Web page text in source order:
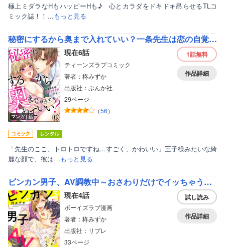
極上ミダラなHもハッピーHも♪ 心とカラダをドキドキ昂らせるTLコ
ミック誌！！…もっと見る
秘密にするから奥まで入れていい？一条先生は恋の自覚症状がない（分冊版）
マンガ｜話
現在6話
ティーンズラブコミック
著者：柊みずか
出版社：ぶんか社
29ページ
（56）
1話無料
作品詳細
「先生のここ、トロトロですね…すごく、かわいい」王子様みたいな綺
麗な顔で、彼は…もっと見る
ビンカン男子、AV調教中～おさわりだけでイッちゃうの！？～
現在4話
ボーイズラブ漫画
著者：柊みずか
出版社：リブレ
33ページ
試し読み
作品詳細